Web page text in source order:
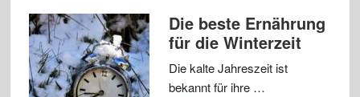
Die beste Ernährung
für die Winterzeit
Die kalte Jahreszeit ist
bekannt für ihre …